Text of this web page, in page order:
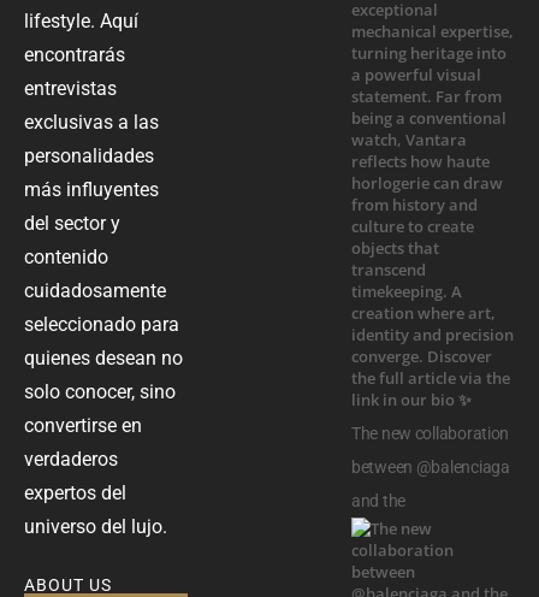
lifestyle. Aquí
encontrarás
entrevistas
exclusivas a las
personalidades
más influyentes
del sector y
contenido
cuidadosamente
seleccionado para
quienes desean no
solo conocer, sino
convertirse en
verdaderos
expertos del
universo del lujo.
ABOUT US
The new collaboration
between @balenciaga
and the